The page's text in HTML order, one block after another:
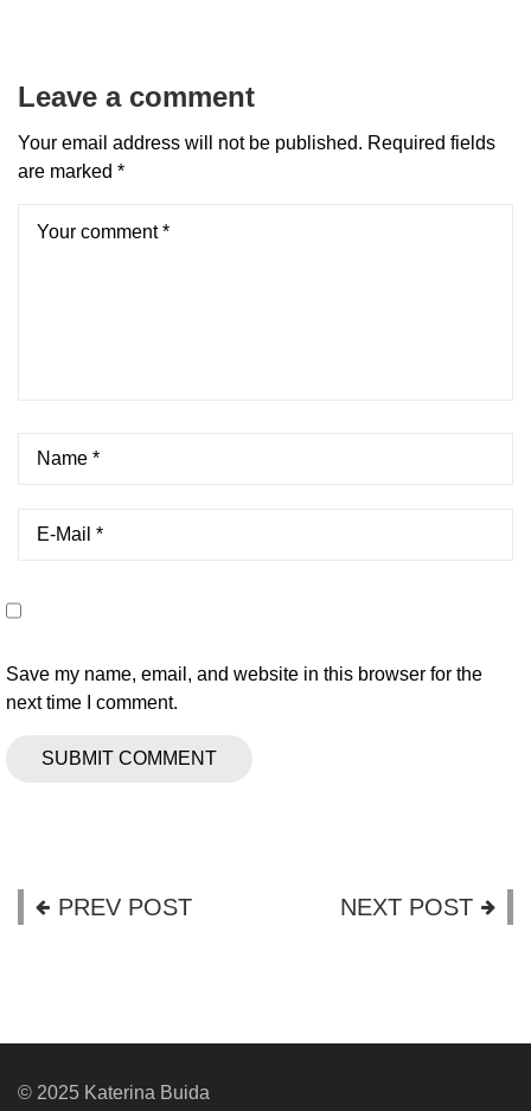
Leave a comment
Your email address will not be published. Required fields
are marked *
Save my name, email, and website in this browser for the
next time I comment.
PREV POST NEXT POST
© 2025 Katerina Buida